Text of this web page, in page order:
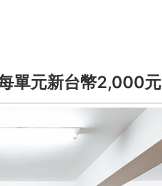
單元新台幣2,000元